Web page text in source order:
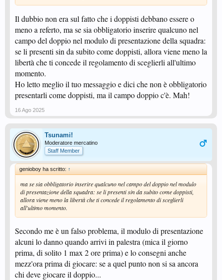
Il dubbio non era sul fatto che i doppisti debbano essere o
meno a referto, ma se sia obbligatorio inserire qualcuno nel
campo del doppio nel modulo di presentazione della squadra:
se li presenti sin da subito come doppisti, allora viene meno la
libertà che ti concede il regolamento di sceglierli all'ultimo
momento.
Ho letto meglio il tuo messaggio e dici che non è obbligatorio
presentarli come doppisti, ma il campo doppio c'è. Mah!
16 Ago 2025
Tsunami!
Moderatore mercatino
Staff Member
genioboy ha scritto: ↑
ma se sia obbligatorio inserire qualcuno nel campo del doppio nel modulo
di presentazione della squadra: se li presenti sin da subito come doppisti,
allora viene meno la libertà che ti concede il regolamento di sceglierli
all'ultimo momento.
Secondo me è un falso problema, il modulo di presentazione
alcuni lo danno quando arrivi in palestra (mica il giorno
prima, di solito 1 max 2 ore prima) e lo consegni anche
mezz'ora prima di giocare: se a quel punto non si sa ancora
chi deve giocare il doppio...